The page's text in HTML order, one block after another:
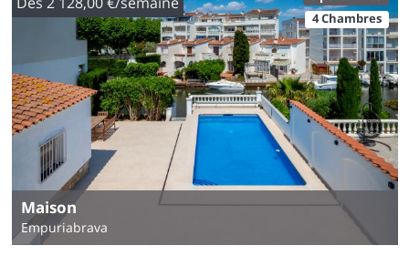
4 Chambres
Maison
Empuriabrava